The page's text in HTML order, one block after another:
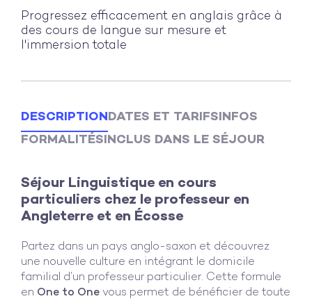
Progressez efficacement en anglais grâce à
des cours de langue sur mesure et
l'immersion totale
DESCRIPTION DATES ET TARIFS INFOS
FORMALITÉS INCLUS DANS LE SÉJOUR
Séjour Linguistique en cours
particuliers chez le professeur en
Angleterre et en Écosse
Partez dans un pays anglo-saxon et découvrez
une nouvelle culture en intégrant le domicile
familial d’un professeur particulier. Cette formule
en One to One vous permet de bénéficier de toute